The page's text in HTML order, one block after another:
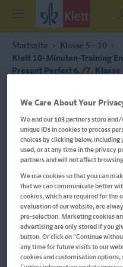
Startseite
Klasse 5 - 10
Klett 10-Minuten-Training
Present Perfect 6./7. Klasse
We Care About Your
We and our103partners store and/
unique IDs in cookies to process
choices by clicking below,
used, or at any time in the privacy
partners and will not affect
We use cookies so that you can
that we can communicate better
cookies, which are required for the
evaluation of our website, are
pre-selection. Marketing cookies
advertising are only stored if you
button. Or click on "Continue
any time for future visits to our
cookies and customisation